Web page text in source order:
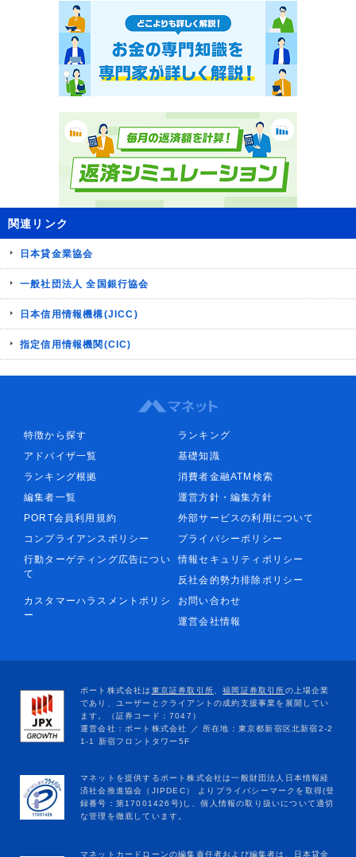
関連リンク
日本貸金業協会
一般社団法人 全国銀行協会
日本信用情報機構(JICC)
指定信用情報機関(CIC)
特徴から探す
ランキング
アドバイザ一覧
基礎知識
ランキング根拠
消費者金融ATM検索
編集者一覧
運営方針・編集方針
PORT会員利用規約
外部サービスの利用について
コンプライアンスポリシー
プライバシーポリシー
行動ターゲティング広告につい
て
情報セキュリティポリシー
反社会的勢力排除ポリシー
カスタマーハラスメントポリシ
ー
お問い合わせ
運営会社情報
マネットカードローンの編集責任者および編集者は、日本貸金